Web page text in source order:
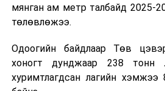
Сургалтыг танилцуулах
жишээнд суурилсан сургалт,
танилцах, онцгой нөхцөлд
онол, практик хосолсон
байна.
мянган ам метр талбайд 2025-
төлөвлөжээ.
Одоогийн байдлаар Төв
хоногт дунджаар 238 тонн
хуримтлагдсан лагийн хэмжээ